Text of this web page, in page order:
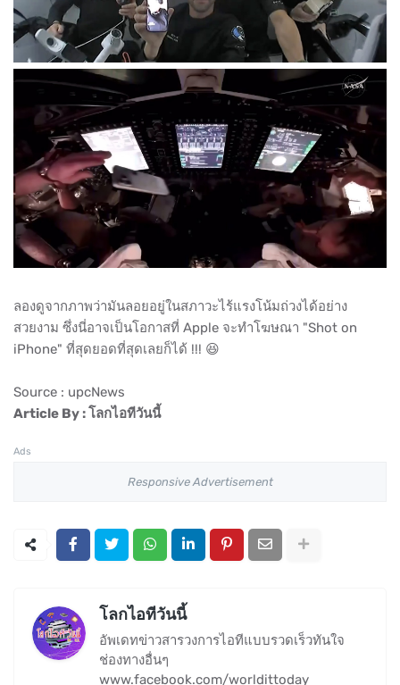
ลองดูจากภาพว่ามันลอยอยู่ในสภาวะไร้แรงโน้มถ่วงได้อย่าง
สวยงาม ซึ่งนี่อาจเป็นโอกาสที่ Apple จะทำโฆษณา "Shot on
iPhone" ที่สุดยอดที่สุดเลยก็ได้ !!! 😆
Source : upcNews
Article By : โลกไอทีวันนี้
Ads
Responsive Advertisement
โลกไอทีวันนี้
อัพเดทข่าวสารวงการไอทีแบบรวดเร็วทันใจ
ช่องทางอื่นๆ
www.facebook.com/worldittoday